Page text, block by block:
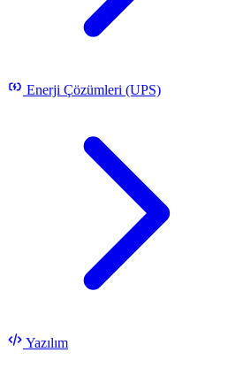
Enerji Çözümleri (UPS)
Yazılım